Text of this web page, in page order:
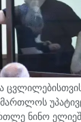
ნინო